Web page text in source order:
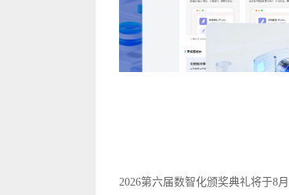
2026第六届数智化颁奖典礼将于8